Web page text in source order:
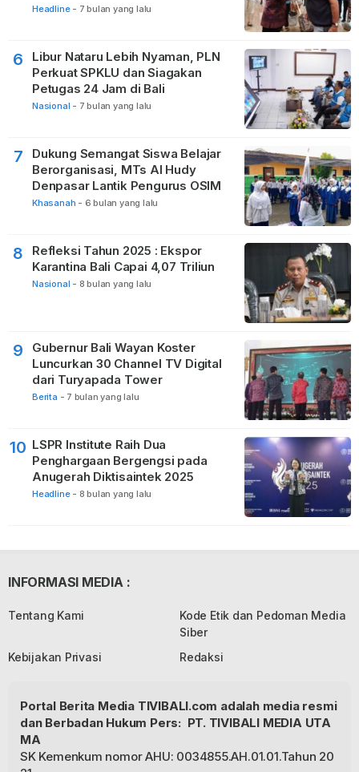
Headline - 7 bulan yang lalu
6
Libur Nataru Lebih Nyaman, PLN
Perkuat SPKLU dan Siagakan
Petugas 24 Jam di Bali
Nasional - 7 bulan yang lalu
7
Dukung Semangat Siswa Belajar
Berorganisasi, MTs Al Hudy
Denpasar Lantik Pengurus OSIM
Khasanah - 6 bulan yang lalu
8
Refleksi Tahun 2025 : Ekspor
Karantina Bali Capai 4,07 Triliun
Nasional - 8 bulan yang lalu
9
Gubernur Bali Wayan Koster
Luncurkan 30 Channel TV Digital
dari Turyapada Tower
Berita - 7 bulan yang lalu
10 LSPR Institute Raih Dua
Penghargaan Bergengsi pada
Anugerah Diktisaintek 2025
Headline - 8 bulan yang lalu
INFORMASI MEDIA :
Tentang Kami
Kode Etik dan Pedoman Media
Siber
Kebijakan Privasi
Redaksi
Portal Berita Media TIVIBALI.com adalah media resmi
dan Berbadan Hukum Pers: PT. TIVIBALI MEDIA UTA
MA
SK Kemenkum nomor AHU: 0034855.AH.01.01.Tahun 20